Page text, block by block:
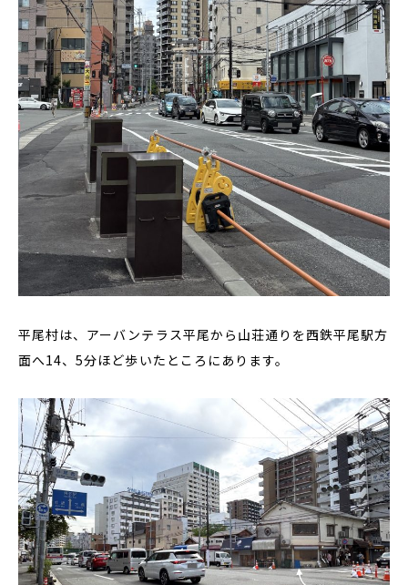
平尾村は、アーバンテラス平尾から山荘通りを西鉄平尾駅方
面へ14、5分ほど歩いたところにあります。